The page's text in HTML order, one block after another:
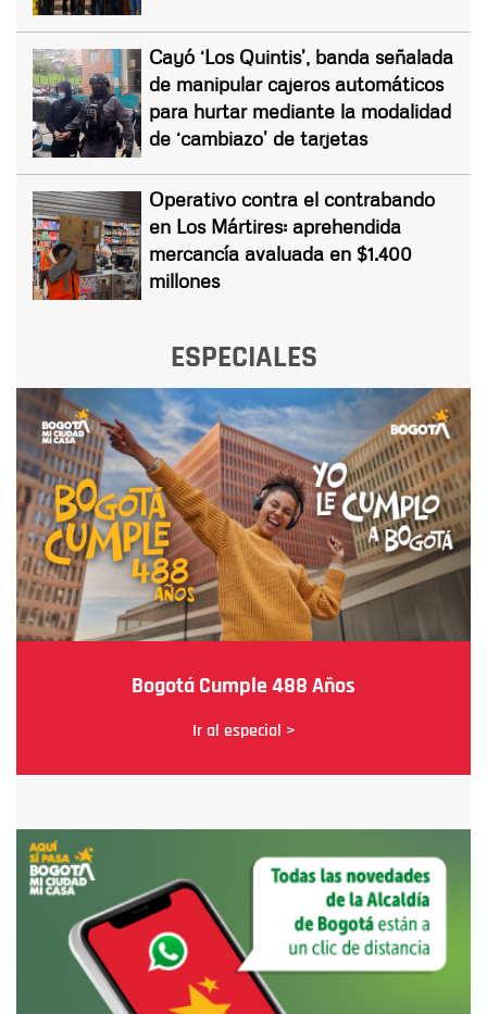
Cayó ‘Los Quintis’, banda señalada
de manipular cajeros automáticos
para hurtar mediante la modalidad
de ‘cambiazo’ de tarjetas
Operativo contra el contrabando
en Los Mártires: aprehendida
mercancía avaluada en $1.400
millones
ESPECIALES
Bogotá Cumple 488 Años
Ir al especial >